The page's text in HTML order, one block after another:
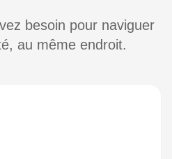
besoin pour naviguer
au même endroit.